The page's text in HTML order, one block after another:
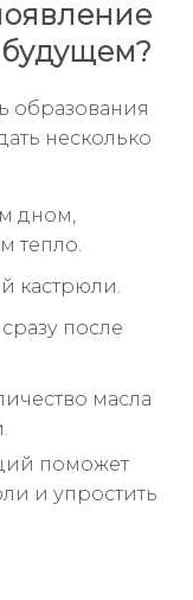
будущем?
образования
несколько
дном,
тепло.
кастрюли.
после
масла
поможет
и упростить